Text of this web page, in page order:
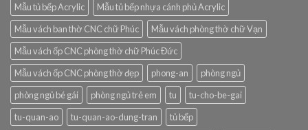
Mẫu tủ bếp Acrylic
Mẫu tủ bếp nhựa cánh phủ Acrylic
Mẫu vách ban thờ CNC chữ Phúc
Mẫu vách phòng thờ chữ Vạn
Mẫu vách ốp CNC phòng thờ chữ Phúc Đức
Mẫu vách ốp CNC phòng thờ đẹp
phong-an
phòng ngủ
phòng ngủ bé gái
phòng ngủ trẻ em tu
tu-cho-be-gai
tu-quan-ao
tu-quan-ao-dung-tran
tủ bếp